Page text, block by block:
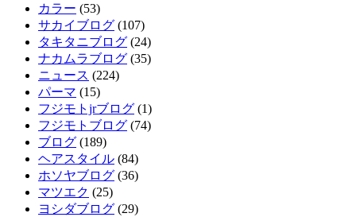
カラー (53)
サカイブログ (107)
タキタニブログ (24)
ナカムラブログ (35)
ニュース (224)
パーマ (15)
フジモトjrブログ (1)
フジモトブログ (74)
ブログ (189)
ヘアスタイル (84)
ホソヤブログ (36)
マツエク (25)
ヨシダブログ (29)